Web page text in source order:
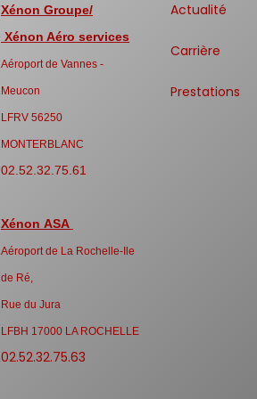
Xénon Groupe/
Xénon Aéro services
Aéroport de Vannes -
Meucon
LFRV 56250
MONTERBLANC
02.52.32.75.61
Xénon ASA
Aéroport de La Rochelle-Ile
de Ré,
Rue du Jura
LFBH 17000 LA ROCHELLE
02.52.32.75.63
Actualité
Carrière
Prestations